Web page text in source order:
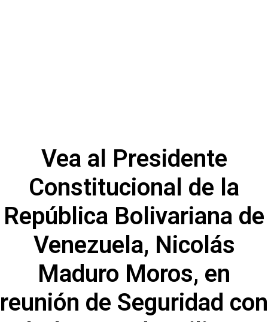
Vea al Presidente
Constitucional de la
República Bolivariana de
Venezuela, Nicolás
Maduro Moros, en
reunión de Seguridad con